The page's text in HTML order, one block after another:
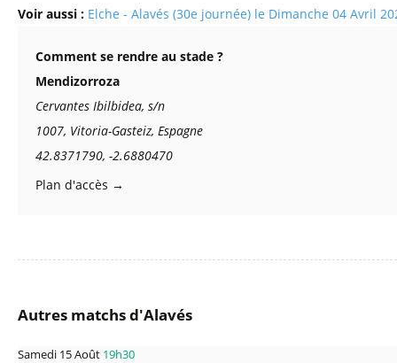
Voir aussi : Elche - Alavés (30e journée) le Dimanche 04 Avril
Comment se rendre au stade ?
Mendizorroza
Cervantes Ibilbidea, s/n
1007, Vitoria-Gasteiz, Espagne
42.8371790, -2.6880470
Plan d'accès →
Autres matchs d'Alavés
Samedi 15 Août 19h30